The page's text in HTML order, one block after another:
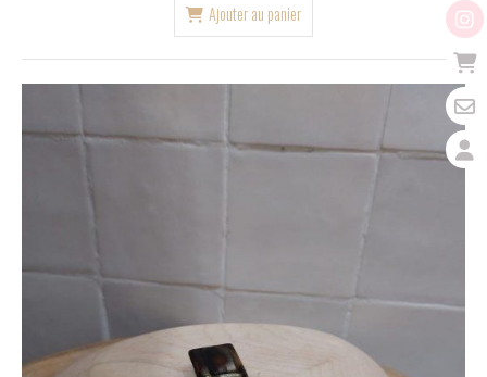
Ajouter au panier